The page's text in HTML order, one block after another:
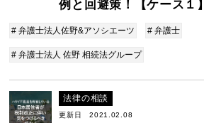
例と回避策！【ケース１】
# 弁護士法人佐野&アソシエーツ # 弁護士
# 弁護士法人 佐野 相続法グループ
法律の相談
更新日 2021.02.08